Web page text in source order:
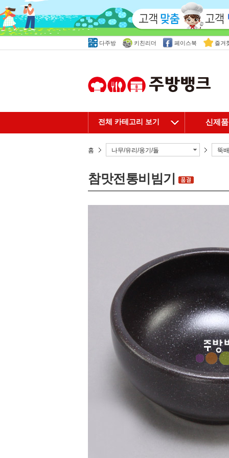
다주방 키친리더 페이스북 즐겨
신제품
전체 카테고리 보기
홈 나무/유리/옹기/돌 뚝
참맛전통비빔기